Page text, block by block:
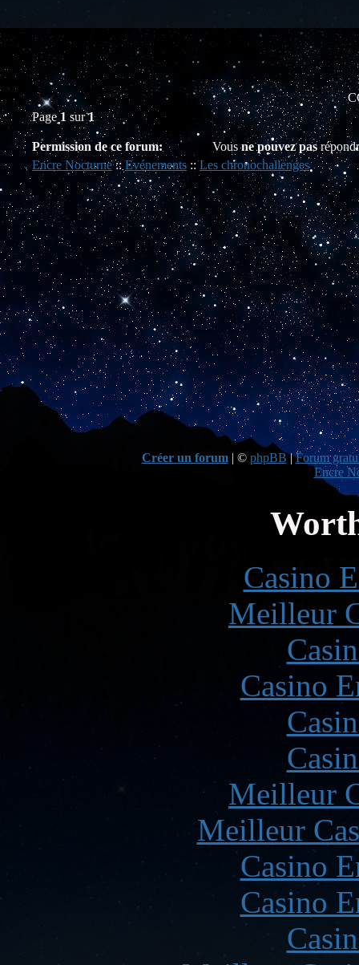
Page 1 sur1
Permission de ce forum: Vousne pouvez pas
Encre Nocturne:: Evénements ::Les chronochallenges
Créer un forum| © phpBB|Forum
Encre
Casino
Meilleur
Casino
Meilleur
Meilleur
Casino
Casino